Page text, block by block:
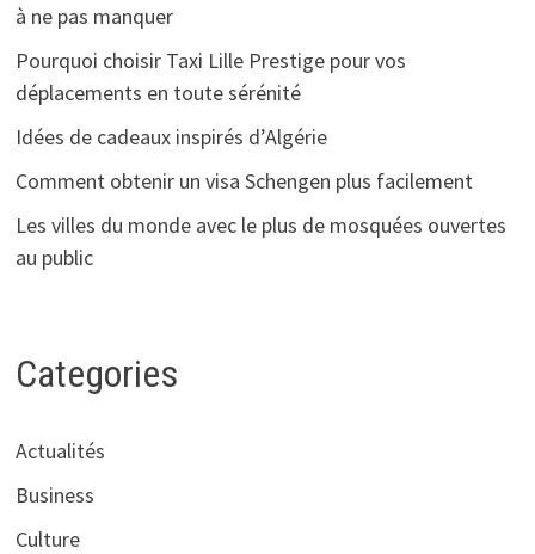
à ne pas manquer
Pourquoi choisir Taxi Lille Prestige pour vos
déplacements en toute sérénité
Idées de cadeaux inspirés d’Algérie
Comment obtenir un visa Schengen plus facilement
Les villes du monde avec le plus de mosquées ouvertes
au public
Categories
Actualités
Business
Culture